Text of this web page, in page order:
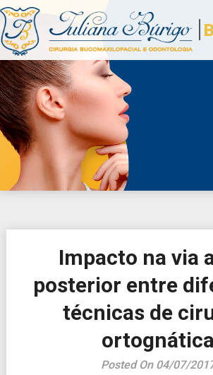
Skip
to
content
| B
Juliana Búrigo
Cirurgia Bucomaxilofacial e Odontologia
Impacto na via
posterior entre
técnicas de
ortognática
Posted On 04/07/